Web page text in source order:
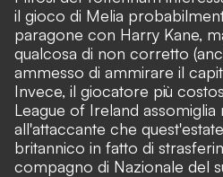
il gioco di Melia
paragone con Harry Kane,
qualcosa di non corretto
ammesso di ammirare il
Invece, il giocatore più
League of Ireland assomiglia
all'attaccante che
britannico in fatto di
compagno di Nazionale del